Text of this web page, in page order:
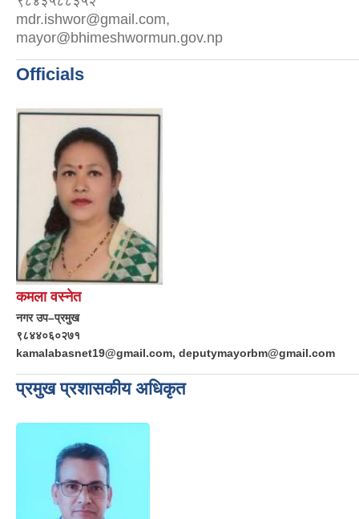
mdr.ishwor@gmail.com,
mayor@bhimeshwormun.gov.np
Officials
कमला वस्नेत
नगर उप–प्रमुख
९८४४०६०२७१
kamalabasnet19@gmail.com, deputymayorbm@gmail.com
प्रमुख प्रशासकीय अधिकृत